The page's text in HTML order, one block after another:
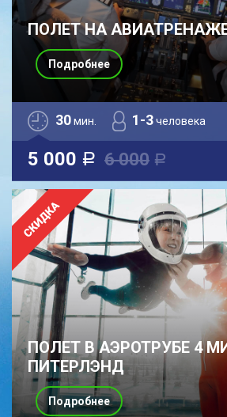
ПОЛЕТ НА
30мин. 1-3человека
5 000 a 6 000 a
Подробнее
ПОЛЕТ В АЭРОТРУБЕ 4
ПИТЕРЛЭНД
Подробнее